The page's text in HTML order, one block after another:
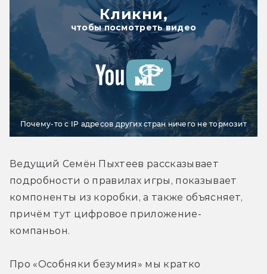
Кликни,
чтобы посмотреть видео
Почему-то с IP адресов других стран ничего не тормозит
Ведущий Семён Пыхтеев рассказывает
подробности о правилах игры, показывает
компоненты из коробки, а также объясняет,
причём тут цифровое приложение-
компаньон.
Про «Особняки безумия» мы кратко